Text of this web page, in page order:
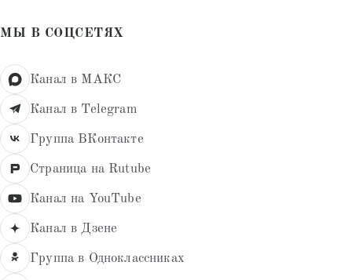
МЫ В СОЦСЕТЯХ
Канал в МАКС
Канал в Telegram
Группа ВКонтакте
Страница на Rutube
Канал на YouTube
Канал в Дзене
Группа в Одноклассниках